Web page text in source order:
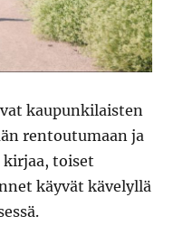
kaupunkilaisten
rentoutumaan ja
toiset
käyvät kävelyllä